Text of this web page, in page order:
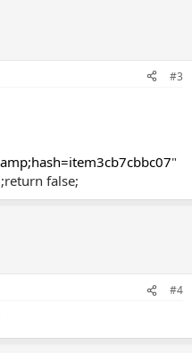
#3
"
false;
#4